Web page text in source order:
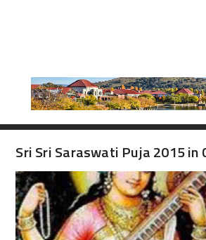
Sri Sri Saraswati Puja 2015 in